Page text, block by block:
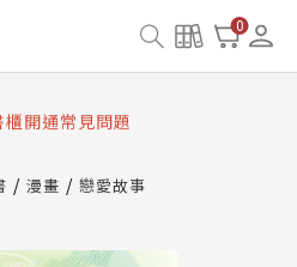
0
讀墨系統維護中，本站同步暫
閱讀資產合併與書櫃開通申請
櫃開通常見問題
升級重要說明及資產合併結果
讀墨系統維護中，本站同步暫
漫畫
戀愛故事